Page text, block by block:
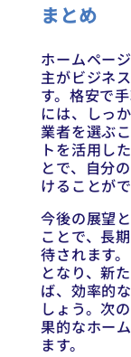
まとめ
ホームペー
主がビジネ
す。格安で
には、しっ
業者を選ぶ
トを活用し
とで、自分
けることが
今後の展望
ことで、長
待されます
となり、新
ば、効率的
しょう。次
果的なホー
ます。